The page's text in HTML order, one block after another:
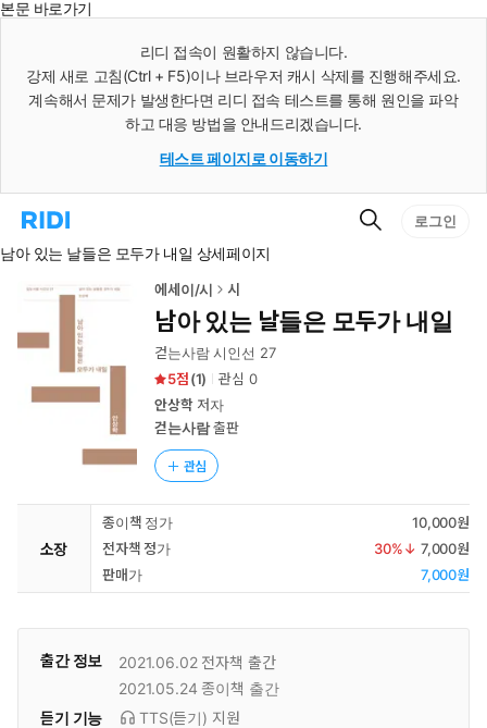
본문 바로가기
리디 접속이 원활하지 않습니다.
강제 새로 고침(Ctrl + F5)이나 브라우저 캐시 삭제를 진행해주세요.
계속해서 문제가 발생한다면 리디 접속 테스트를 통해 원인을 파악
하고 대응 방법을 안내드리겠습니다.
테스트 페이지로 이동하기
리
홈
로
검
로그인
남아 있는 날들은 모두가 내일 상세페이지
에세이/시 시
남아 있는 날들은 모두가 내일
걷는사람 시인선 27
5
(1) 관심 0
안상학저자
걷는사람출판
관심
소장
종이책 정가
10,000원
전자책 정가
30%↓ 7,000원
판매가
7,000원
출간 정보 2021.06.02 전자책 출간
2021.05.24 종이책 출간
듣기 기능
TTS(듣기) 지원